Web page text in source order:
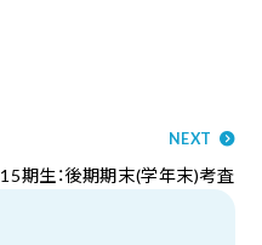
NEXT
15期生：後期期末(学年末)考査